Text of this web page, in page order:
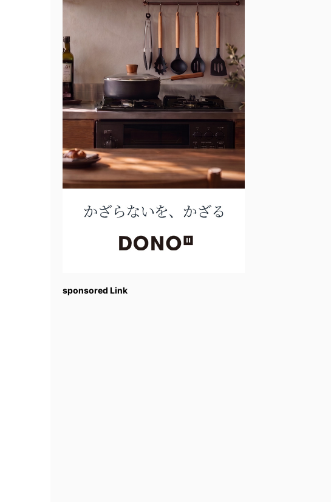
sponsored Link